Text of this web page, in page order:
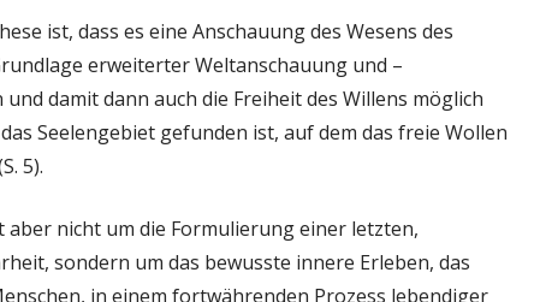
ist, dass es eine Anschauung des Wesens des
erweiterter Weltanschauung und –
damit dann auch die Freiheit des Willens möglich
Seelengebiet gefunden ist, auf dem das freie Wollen
5).
aber nicht um die Formulierung einer letzten,
sondern um das bewusste innere Erleben, das
in einem fortwährenden Prozess lebendiger